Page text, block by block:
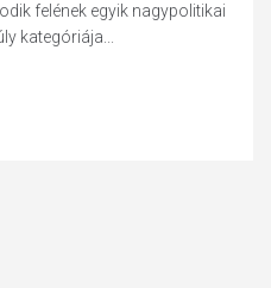
felének egyik nagypolitikai
kategóriája...